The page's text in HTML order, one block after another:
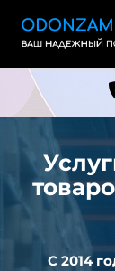
С 2014